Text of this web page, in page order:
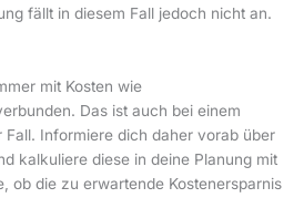
fällt in diesem Fall jedoch nicht an.
mit Kosten wie
Das ist auch bei einem
Fall. Informiere dich daher vorab über
kalkuliere diese in deine Planung mit
ob die zu erwartende Kostenersparnis